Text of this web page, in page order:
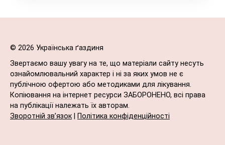
© 2026 Українська ґаздиня
Звертаємо вашу увагу на те, що матеріали сайту несуть
ознайомлювальний характер і ні за яких умов не є
публічною офертою або методиками для лікування.
Копіювання на інтернет ресурси ЗАБОРОНЕНО, всі права
на публікації належать їх авторам.
Зворотній зв’язок
Політика конфіденційності